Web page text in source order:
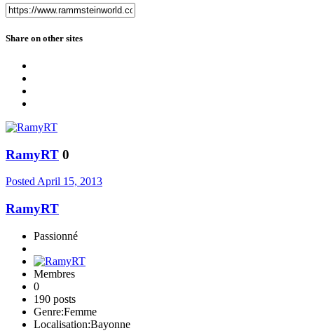
Share on other sites
RamyRT 0
PostedApril 15, 2013
RamyRT
Passionné
Membres
0
190 posts
Genre:Femme
Localisation:Bayonne